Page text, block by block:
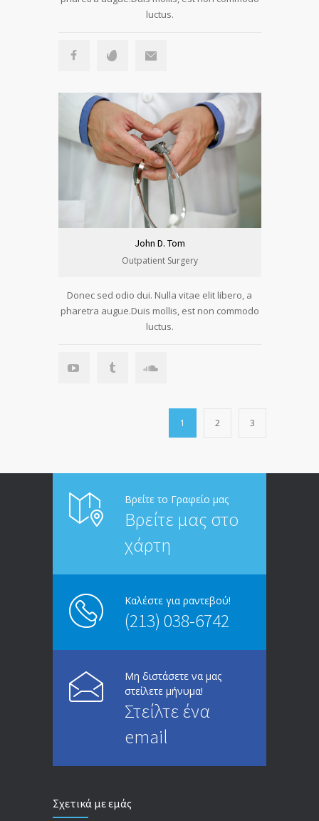
luctus.
John D. Tom
Outpatient Surgery
Donec sed odio dui. Nulla vitae elit libero, a
pharetra augue.Duis mollis, est non commodo
luctus.
1 2 3
Βρείτε το Γραφείο μας
Βρείτε μας στο
χάρτη
Καλέστε για ραντεβού!
(213) 038-6742
Μη διστάσετε να μας
στείλετε μήνυμα!
Στείλτε ένα
email
Σχετικά με εμάς